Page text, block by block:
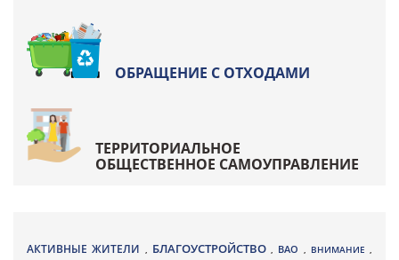
ОБРАЩЕНИЕ С ОТХОДАМИ
ТЕРРИТОРИАЛЬНОЕ
ОБЩЕСТВЕННОЕ САМОУПРАВЛЕНИЕ
АКТИВНЫЕ ЖИТЕЛИ , БЛАГОУСТРОЙСТВО , ВАО , ВНИМАНИЕ ,